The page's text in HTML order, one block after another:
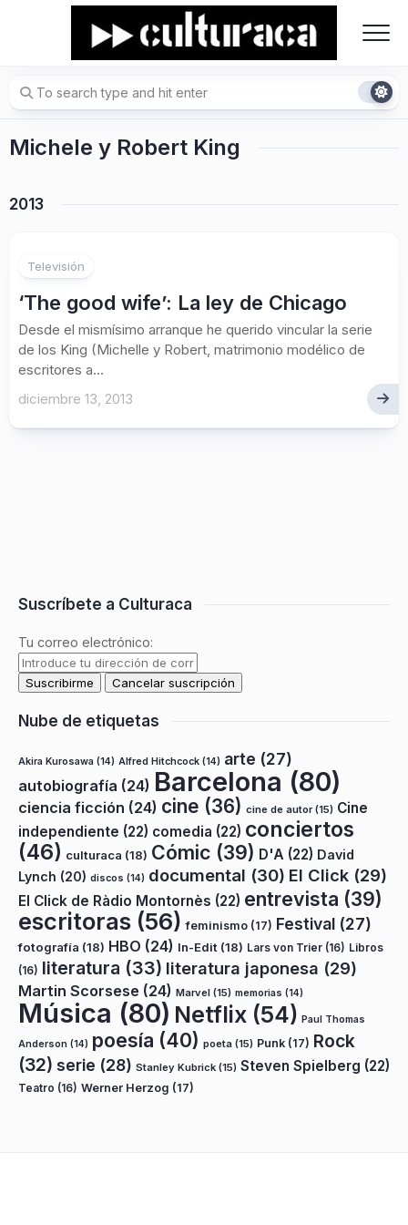
Michele y Robert King
2013
Televisión
‘The good wife’: La ley de Chicago
Desde el mismísimo arranque he querido vincular la serie
de los King (Michelle y Robert, matrimonio modélico de
escritores a...
diciembre 13, 2013
Suscríbete a Culturaca
Tu correo electrónico:
Nube de etiquetas
Akira Kurosawa (14) Alfred Hitchcock (14) arte (27)
autobiografía (24) Barcelona (80)
ciencia ficción (24) cine (36) cine de autor(15) Cine
independiente (22) comedia (22) conciertos
(46) culturaca (18) Cómic (39) D'A (22) David
Lynch (20) discos (14) documental (30) El Click (29)
El Click de Ràdio Montornès (22) entrevista (39)
escritoras (56) feminismo (17) Festival (27)
fotografía (18) HBO (24) In-Edit (18) Lars von Trier (16) Libros
(16) literatura (33) literatura japonesa (29)
Martin Scorsese (24) Marvel (15) memorias (14)
Música (80) Netflix (54) Paul Thomas
Anderson (14) poesía (40) poeta (15) Punk (17) Rock
(32) serie (28) Stanley Kubrick (15) Steven Spielberg (22)
Teatro (16) Werner Herzog (17)